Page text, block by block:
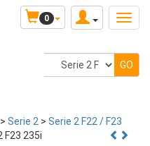
0
> Serie 2 > Serie 2 F22 / F23
F23 235i